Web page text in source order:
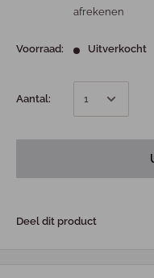
afrekenen
Voorraad: Uitverkocht
Aantal:
Deel dit product